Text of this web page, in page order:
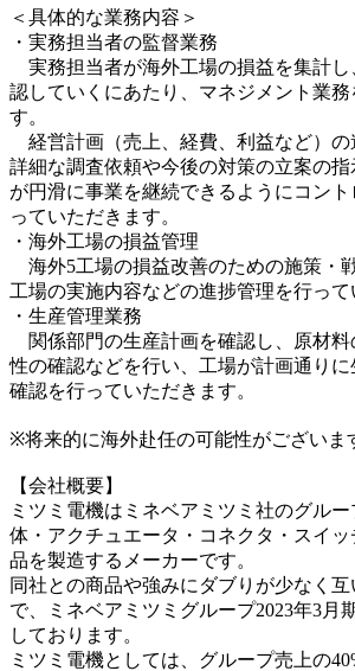
＜具体的な業務内容＞
・実務担当者の監督業務
実務担当者が海外工場の損益を集計し
認していくにあたり、マネジメント業務
す。
経営計画（売上、経費、利益など）の
詳細な調査依頼や今後の対策の立案の
が円滑に事業を継続できるようにコン
っていただきます。
・海外工場の損益管理
海外5工場の損益改善のための施策・
工場の実施内容などの進捗管理を行って
・生産管理業務
関係部門の生産計画を確認し、原材料
性の確認などを行い、工場が計画通り
確認を行っていただきます。
※将来的に海外赴任の可能性がございま
【会社概要】
ミツミ電機はミネベアミツミ社のグル
体・アクチュエータ・コネクタ・スイ
品を製造するメーカーです。
同社との商品や強みにダブりが少なく
で、ミネベアミツミグループ2023年3月
しております。
ミツミ電機としては、グループ売上の